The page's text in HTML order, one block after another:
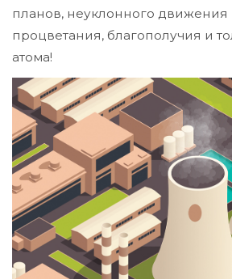
планов, неуклонного движения
процветания, благополучия и
атома!